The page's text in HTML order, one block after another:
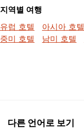
지역별 여행
유럽 호텔
아시아 호텔
중미 호텔
남미 호텔
다른 언어로 보기